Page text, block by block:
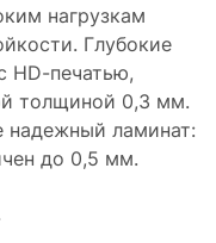
нагрузкам
Глубокие
HD-печатью,
толщиной 0,3 мм.
надежный ламинат:
до 0,5 мм.